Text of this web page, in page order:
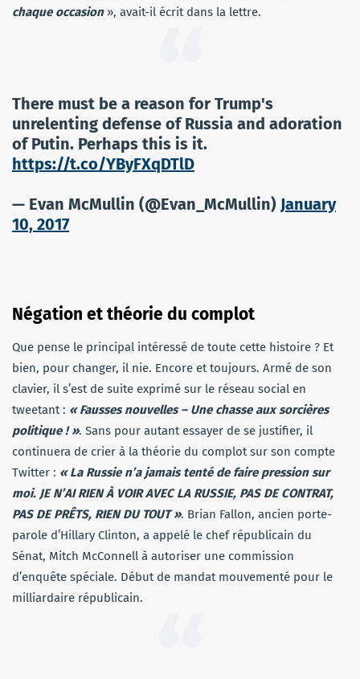
chaque occasion », avait-il écrit dans la lettre.
There must be a reason for Trump's
unrelenting defense of Russia and adoration
of Putin. Perhaps this is it.
https://t.co/YByFXqDTlD
— Evan McMullin (@Evan_McMullin) January
10, 2017
Négation et théorie du complot
Que pense le principal intéressé de toute cette histoire ? Et
bien, pour changer, il nie. Encore et toujours. Armé de son
clavier, il s’est de suite exprimé sur le réseau social en
tweetant : « Fausses nouvelles – Une chasse aux sorcières
politique ! ». Sans pour autant essayer de se justifier, il
continuera de crier à la théorie du complot sur son compte
Twitter : « La Russie n’a jamais tenté de faire pression sur
moi. JE N’AI RIEN À VOIR AVEC LA RUSSIE, PAS DE CONTRAT,
PAS DE PRÊTS, RIEN DU TOUT ». Brian Fallon, ancien porte-
parole d’Hillary Clinton, a appelé le chef républicain du
Sénat, Mitch McConnell à autoriser une commission
d’enquête spéciale. Début de mandat mouvementé pour le
milliardaire républicain.